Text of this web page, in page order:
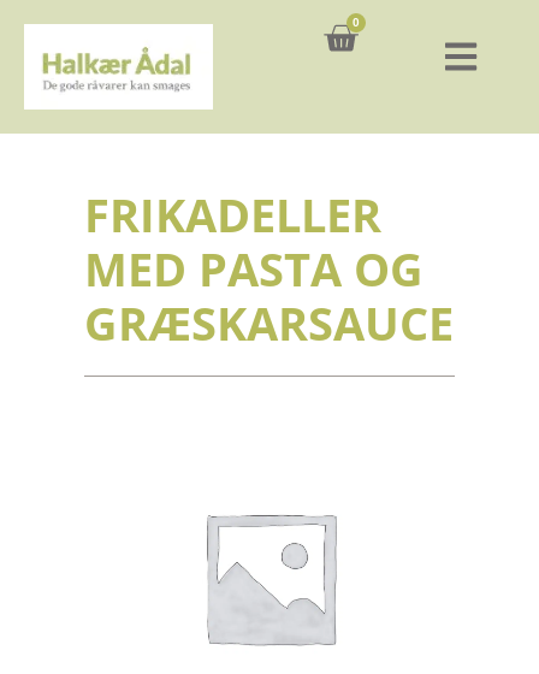
0
Kurv
FRIKADELLER
MED PASTA OG
GRÆSKARSAUCE